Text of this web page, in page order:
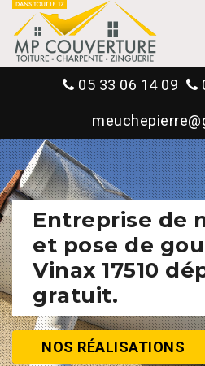
05 33 06 14 09
Entreprise de
et pose de
Vinax 17510
gratuit.
NOS RÉALISATIONS